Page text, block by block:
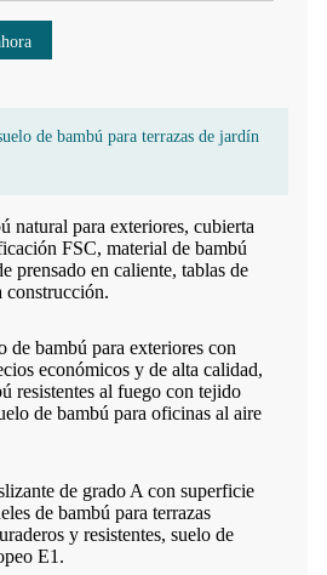
de bambú para terrazas de jardín
natural para exteriores, cubierta
FSC, material de bambú
prensado en caliente, tablas de
construcción.
de bambú para exteriores con
económicos y de alta calidad,
resistentes al fuego con tejido
de bambú para oficinas al aire
de grado A con superficie
de bambú para terrazas
y resistentes, suelo de
E1.